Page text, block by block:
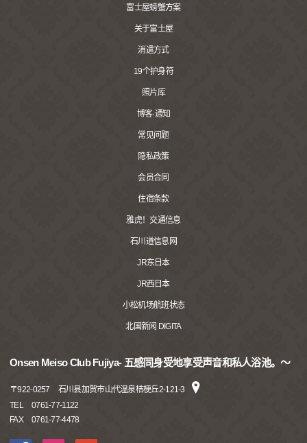
富士屋螃蟹方案
关于富士屋
消遣方式
19个护身符
照片库
博客·通知
常见问题
隐私政策
会员合同
住宿条款
雅虎！交通信息
石川道信息网
JR东日本
JR西日本
小松机场航班状态
北国新闻 DIGITA
Onsen Meiso Club Fujiya- 五感同身受地享受声音和私人浴池。〜
〒922-0257
石川县加贺市山代温泉桔梗丘2-121-3
TEL
0761-77-1122
FAX
0761-77-4478